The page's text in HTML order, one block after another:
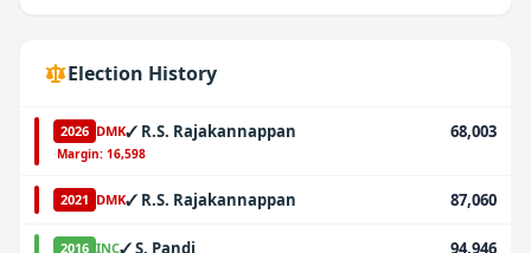
Election History
2026 DMK✓ R.S. Rajakannappan 68,003
·Margin: 16,598
2021 DMK✓ R.S. Rajakannappan 87,060
2016 INC✓S. Pandi 94,946